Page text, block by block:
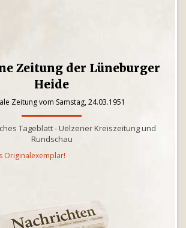
Zeitung der Lüneburger
Heide
Zeitung vom Samstag, 24.03.1951
Tageblatt - Uelzener Kreiszeitung und
Rundschau
Originalexemplar!